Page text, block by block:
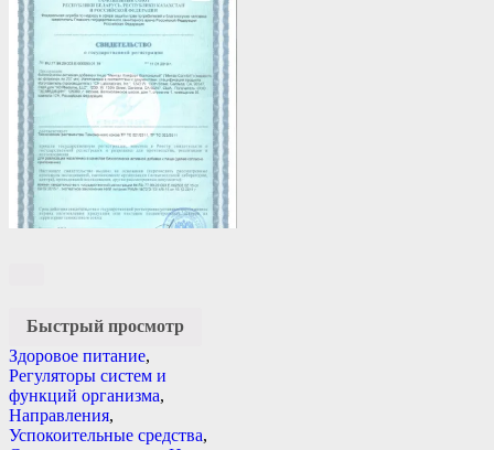
Быстрый просмотр
Здоровое питание,
Регуляторы систем и
функций организма,
Направления,
Успокоительные средства,